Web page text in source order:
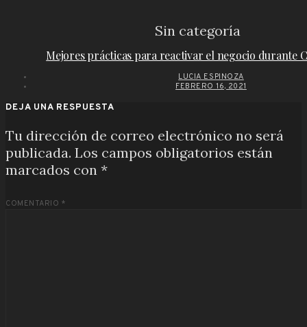
Sin categoría
Mejores prácticas para reactivar el negocio durante
LUCIA ESPINOZA
FEBRERO 16, 2021
DEJA UNA RESPUESTA
Tu dirección de correo electrónico no será
publicada. Los campos obligatorios están
marcados con *
COMENTARIO*